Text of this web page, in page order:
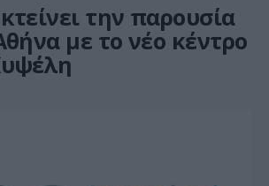
την παρουσία
με το νέο κέντρο